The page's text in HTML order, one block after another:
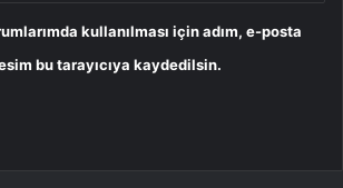
kullanılması için adım, e-posta
bu tarayıcıya kaydedilsin.